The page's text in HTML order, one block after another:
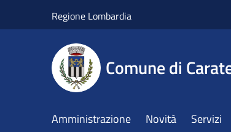
Regione Lombardia
Comune di
Amministrazione Novità Servizi